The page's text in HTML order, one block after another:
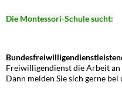
Die Montessori-Schule sucht:
Freiwilligendienst die Arbeit
Dann melden Sie sich gerne bei